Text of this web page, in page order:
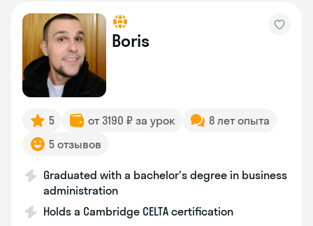
Boris
5 от 3190 ₽ за урок
8 лет опыта
5 отзывов
Graduated with a bachelor's degree in business
administration
Holds a Cambridge CELTA certification